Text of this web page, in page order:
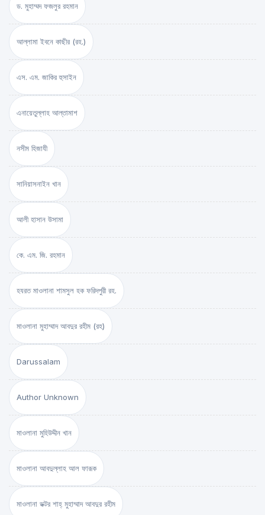
ড. মুহাম্মদ ফজলুর রহমান
আল্লামা ইবনে কাছীর (রহ.)
এস. এম. জাকির হুসাইন
এনায়েতুল্লাহ আল্‌তামাশ
নসীম হিজাযী
সানিয়াসনাইন খান
আলী হাসান উসামা
কে. এম. জি. রহমান
হযরত মাওলানা শামসুল হক ফরিদপুরী রহ.
মাওলানা মুহাম্মাদ আবদুর রহীম (রহ)
Darussalam
Author Unknown
মাওলানা মুহিউদ্দীন খান
মাওলানা আবদুল্লাহ আল ফারূক
মাওলানা ডক্টর শাহ্‌ মুহাম্মাদ আবদুর রহীম